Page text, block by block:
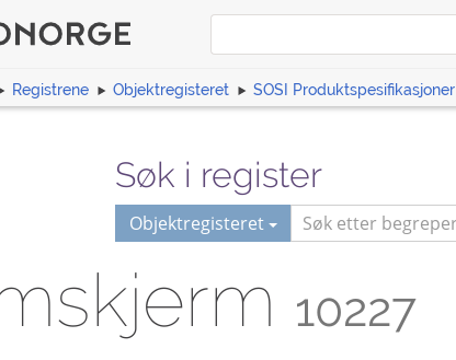
Registrene Objektregisteret SOSI Produktspesifikasjoner
Søk i register
Objektregisteret
10227